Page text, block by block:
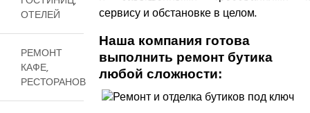
сервису и обстановке в целом.
Наша компания готова
выполнить ремонт бутика
любой сложности:
ОТЕЛЕЙ
РЕМОНТ
КАФЕ,
РЕСТОРАНОВ